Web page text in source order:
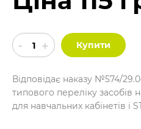
Купити
Відповідає наказу №574/
типового переліку засобів
для навчальних кабінетів і